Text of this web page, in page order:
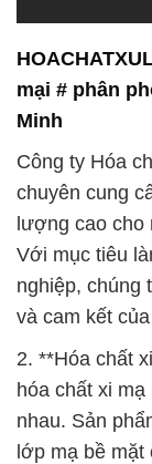
mại # phân
Minh
Công ty Hóa
chuyên cung
lượng cao cho
Với mục tiêu
nghiệp, chúng
và cam kết
2. **Hóa chất
hóa chất xi
nhau. Sản
lớp mạ bề mặt